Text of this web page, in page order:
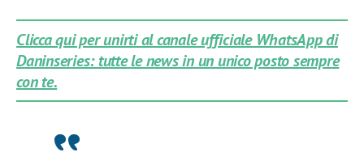
Clicca qui per unirti al canale ufficiale WhatsApp di
Daninseries: tutte le news in un unico posto sempre
con te.